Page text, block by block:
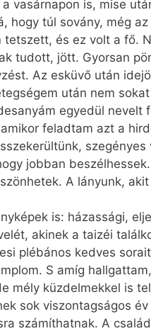
vasárnapon is, mise
hogy túl sovány, még
és ez volt a fő.
tudott, jött. Gyorsan
Az esküvő után
után nem
egyedül
feladtam azt a
jobban
A lányunk,
is: házassági,
akinek a taizéi
plébános kedves
S amíg
mély küzdelmekkel is
sok viszontagságos
számíthatnak. A